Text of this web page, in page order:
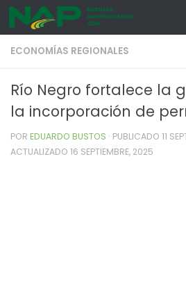
Skip to content
ECONOMÍAS REGIONALES
Río Negro fortalece la
la incorporación de
POR EDUARDO BUSTOS · PUBLICADO 11
ACTUALIZADO 16 SEPTIEMBRE, 2025